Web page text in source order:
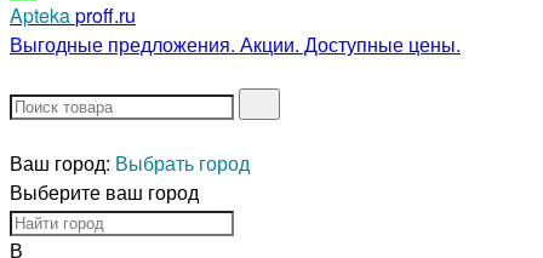
Aptekaproff.ru
Выгодные предложения. Акции. Доступные цены.
Ваш город: Выбрать город
Выберите ваш город
В